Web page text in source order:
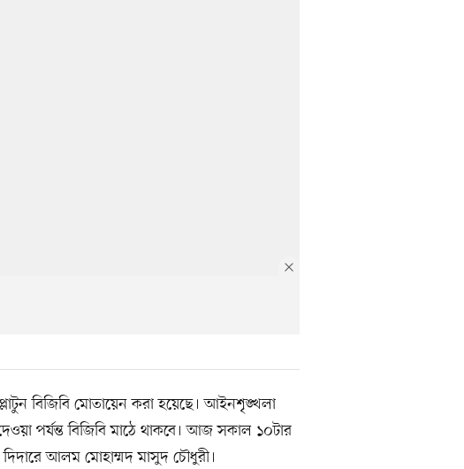
বিজিবি মোতায়েন করা হয়েছে। আইনশৃঙ্খলা
দেওয়া পর্যন্ত বিজিবি মাঠে থাকবে। আজ সকাল ১০টার
আলম মোহাম্মদ মাসুদ চৌধুরী।